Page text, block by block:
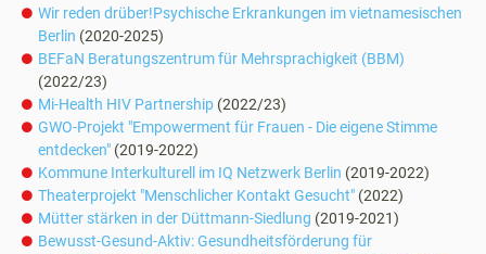
Mütter stärken in der
Düttmann-Siedlung
Die eigene Stimme
entdecken
Wir reden drüber!Psychische Erkrankungen im vietnamesischen
Berlin (2020-2025)
BEFaN Beratungszentrum für Mehrsprachigkeit (BBM)
(2022/23)
Mi-Health HIV Partnership (2022/23)
GWO-Projekt "Empowerment für Frauen - Die eigene Stimme
entdecken" (2019-2022)
Kommune Interkulturell im IQ Netzwerk Berlin (2019-2022)
Theaterprojekt "Menschlicher Kontakt Gesucht" (2022)
Mütter stärken in der Düttmann-Siedlung (2019-2021)
Bewusst-Gesund-Aktiv: Gesundheitsförderung für